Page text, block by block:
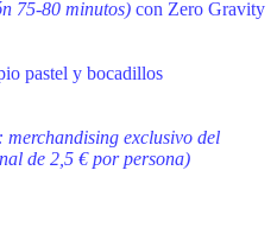
75-80 minutos) con Zero Gravity
pastel y bocadillos
merchandising exclusivo del
de 2,5 € por persona)